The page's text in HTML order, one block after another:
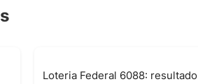
Loteria Federal 6088: resultado